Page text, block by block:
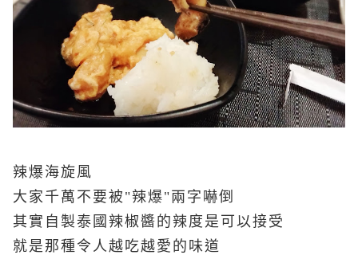
辣爆海旋風
大家千萬不要被"辣爆"兩字嚇倒
其實自製泰國辣椒醬的辣度是可以接受
就是那種令人越吃越愛的味道